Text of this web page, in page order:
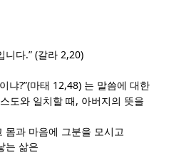
니다.” (갈라 2,20)
냐?”(마태 12,48) 는 말씀에 대한
도와 일치할 때 , 아버지의 뜻을
몸과 마음에 그분을 모시고
는 삶은